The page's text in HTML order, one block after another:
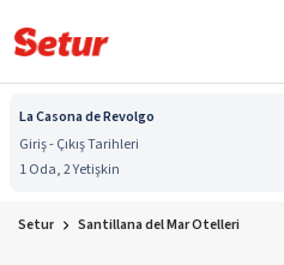
La Casona de Revolgo
Giriş - Çıkış Tarihleri
1 Oda, 2 Yetişkin
Setur Santillana del Mar Otelleri